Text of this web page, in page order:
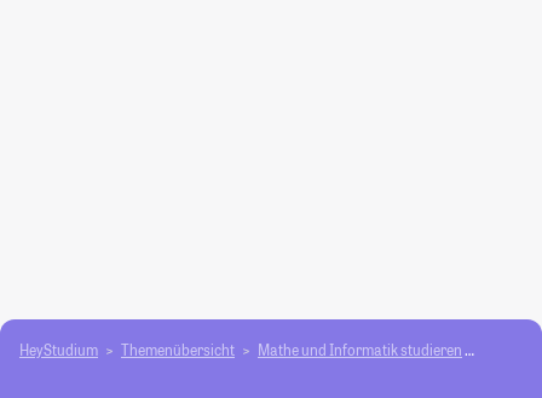
HeyStudium Themenübersicht Mathe und Informatik studieren